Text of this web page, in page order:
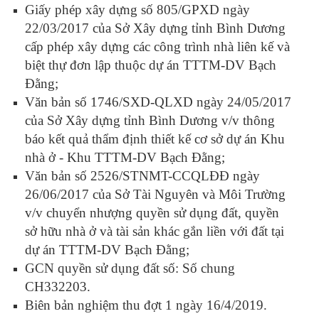
Giấy phép xây dựng số 805/GPXD ngày
22/03/2017 của Sở Xây dựng tỉnh Bình Dương
cấp phép xây dựng các công trình nhà liên kế và
biệt thự đơn lập thuộc dự án TTTM-DV Bạch
Đằng;
Văn bản số 1746/SXD-QLXD ngày 24/05/2017
của Sở Xây dựng tỉnh Bình Dương v/v thông
báo kết quả thẩm định thiết kế cơ sở dự án Khu
nhà ở - Khu TTTM-DV Bạch Đằng;
Văn bản số 2526/STNMT-CCQLĐĐ ngày
26/06/2017 của Sở Tài Nguyên và Môi Trường
v/v chuyển nhượng quyền sử dụng đất, quyền
sở hữu nhà ở và tài sản khác gắn liền với đất tại
dự án TTTM-DV Bạch Đằng;
GCN quyền sử dụng đất số: Số chung
CH332203.
Biên bản nghiệm thu đợt 1 ngày 16/4/2019.